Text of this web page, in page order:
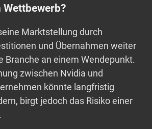
Marktstellung durch
und Übernahmen weiter
Branche an einem Wendepunkt.
zwischen Nvidia und
könnte langfristig
birgt jedoch das Risiko einer